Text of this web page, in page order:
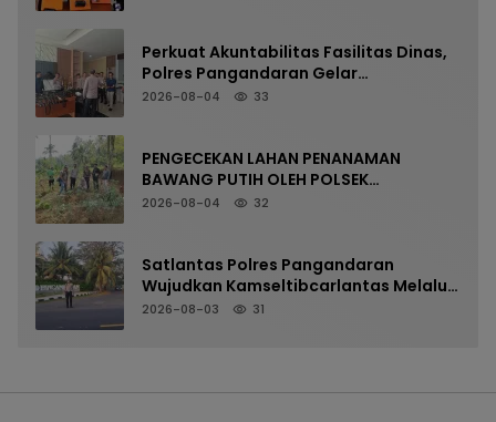
Perkuat Akuntabilitas Fasilitas Dinas,
Polres Pangandaran Gelar
Pemeriksaan Senpi Berkala
2026-08-04 33
PENGECEKAN LAHAN PENANAMAN
BAWANG PUTIH OLEH POLSEK
LANGKAPLANCAR DUKUNG PROGRAM
2026-08-04 32
Satlantas Polres Pangandaran
Wujudkan Kamseltibcarlantas Melalui
Pelayanan Arus Pagi
2026-08-03 31